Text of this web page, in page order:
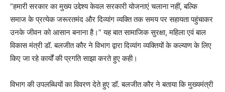
“हमारी सरकार का मुख्य उद्देश्य केवल सरकारी योजनाएं चलाना नहीं, बल्कि
समाज के प्रत्येक जरूरतमंद और दिव्यांग व्यक्ति तक समय पर सहायता पहुंचाकर
उनके जीवन को आसान बनाना है।” यह बात सामाजिक सुरक्षा, महिला एवं बाल
विकास मंत्री डॉ. बलजीत कौर ने विभाग द्वारा दिव्यांग व्यक्तियों के कल्याण के लिए
किए जा रहे कार्यों की प्रगति साझा करते हुए कही।
विभाग की उपलब्धियों का विवरण देते हुए डॉ. बलजीत कौर ने बताया कि मुख्यमंत्री